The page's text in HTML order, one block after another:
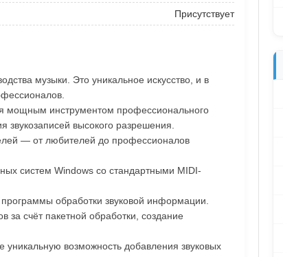
Присутствует
музыки. Это уникальное искусство, и в
мощным инструментом профессионального
звукозаписей высокого разрешения.
— от любителей до профессионалов
систем Windows со стандартными MIDI-
обработки звуковой информации.
счёт пакетной обработки, создание
уникальную возможность добавления звуковых